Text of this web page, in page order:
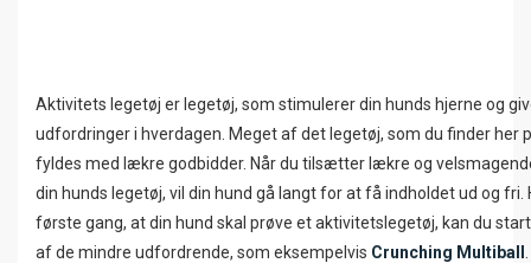
Aktivitets legetøj er legetøj, som stimulerer din hunds hjerne og
udfordringer i hverdagen. Meget af det legetøj, som du finder her
fyldes med lækre godbidder. Når du tilsætter lækre og
din hunds legetøj, vil din hund gå langt for at få indholdet ud og fri.
første gang, at din hund skal prøve et aktivitetslegetøj, kan du
af de mindre udfordrende, som eksempelvis Crunching Multiball